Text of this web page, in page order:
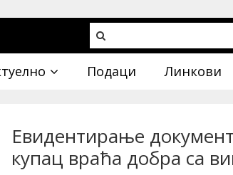
Подаци Линкови
Евидентирање
купац враћа добра са